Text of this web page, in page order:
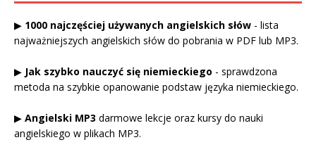
▶ 1000 najczęściej używanych angielskich słów - lista
najważniejszych angielskich słów do pobrania w PDF lub MP3.
▶ Jak szybko nauczyć się niemieckiego - sprawdzona
metoda na szybkie opanowanie podstaw języka niemieckiego.
▶ Angielski MP3 darmowe lekcje oraz kursy do nauki
angielskiego w plikach MP3.